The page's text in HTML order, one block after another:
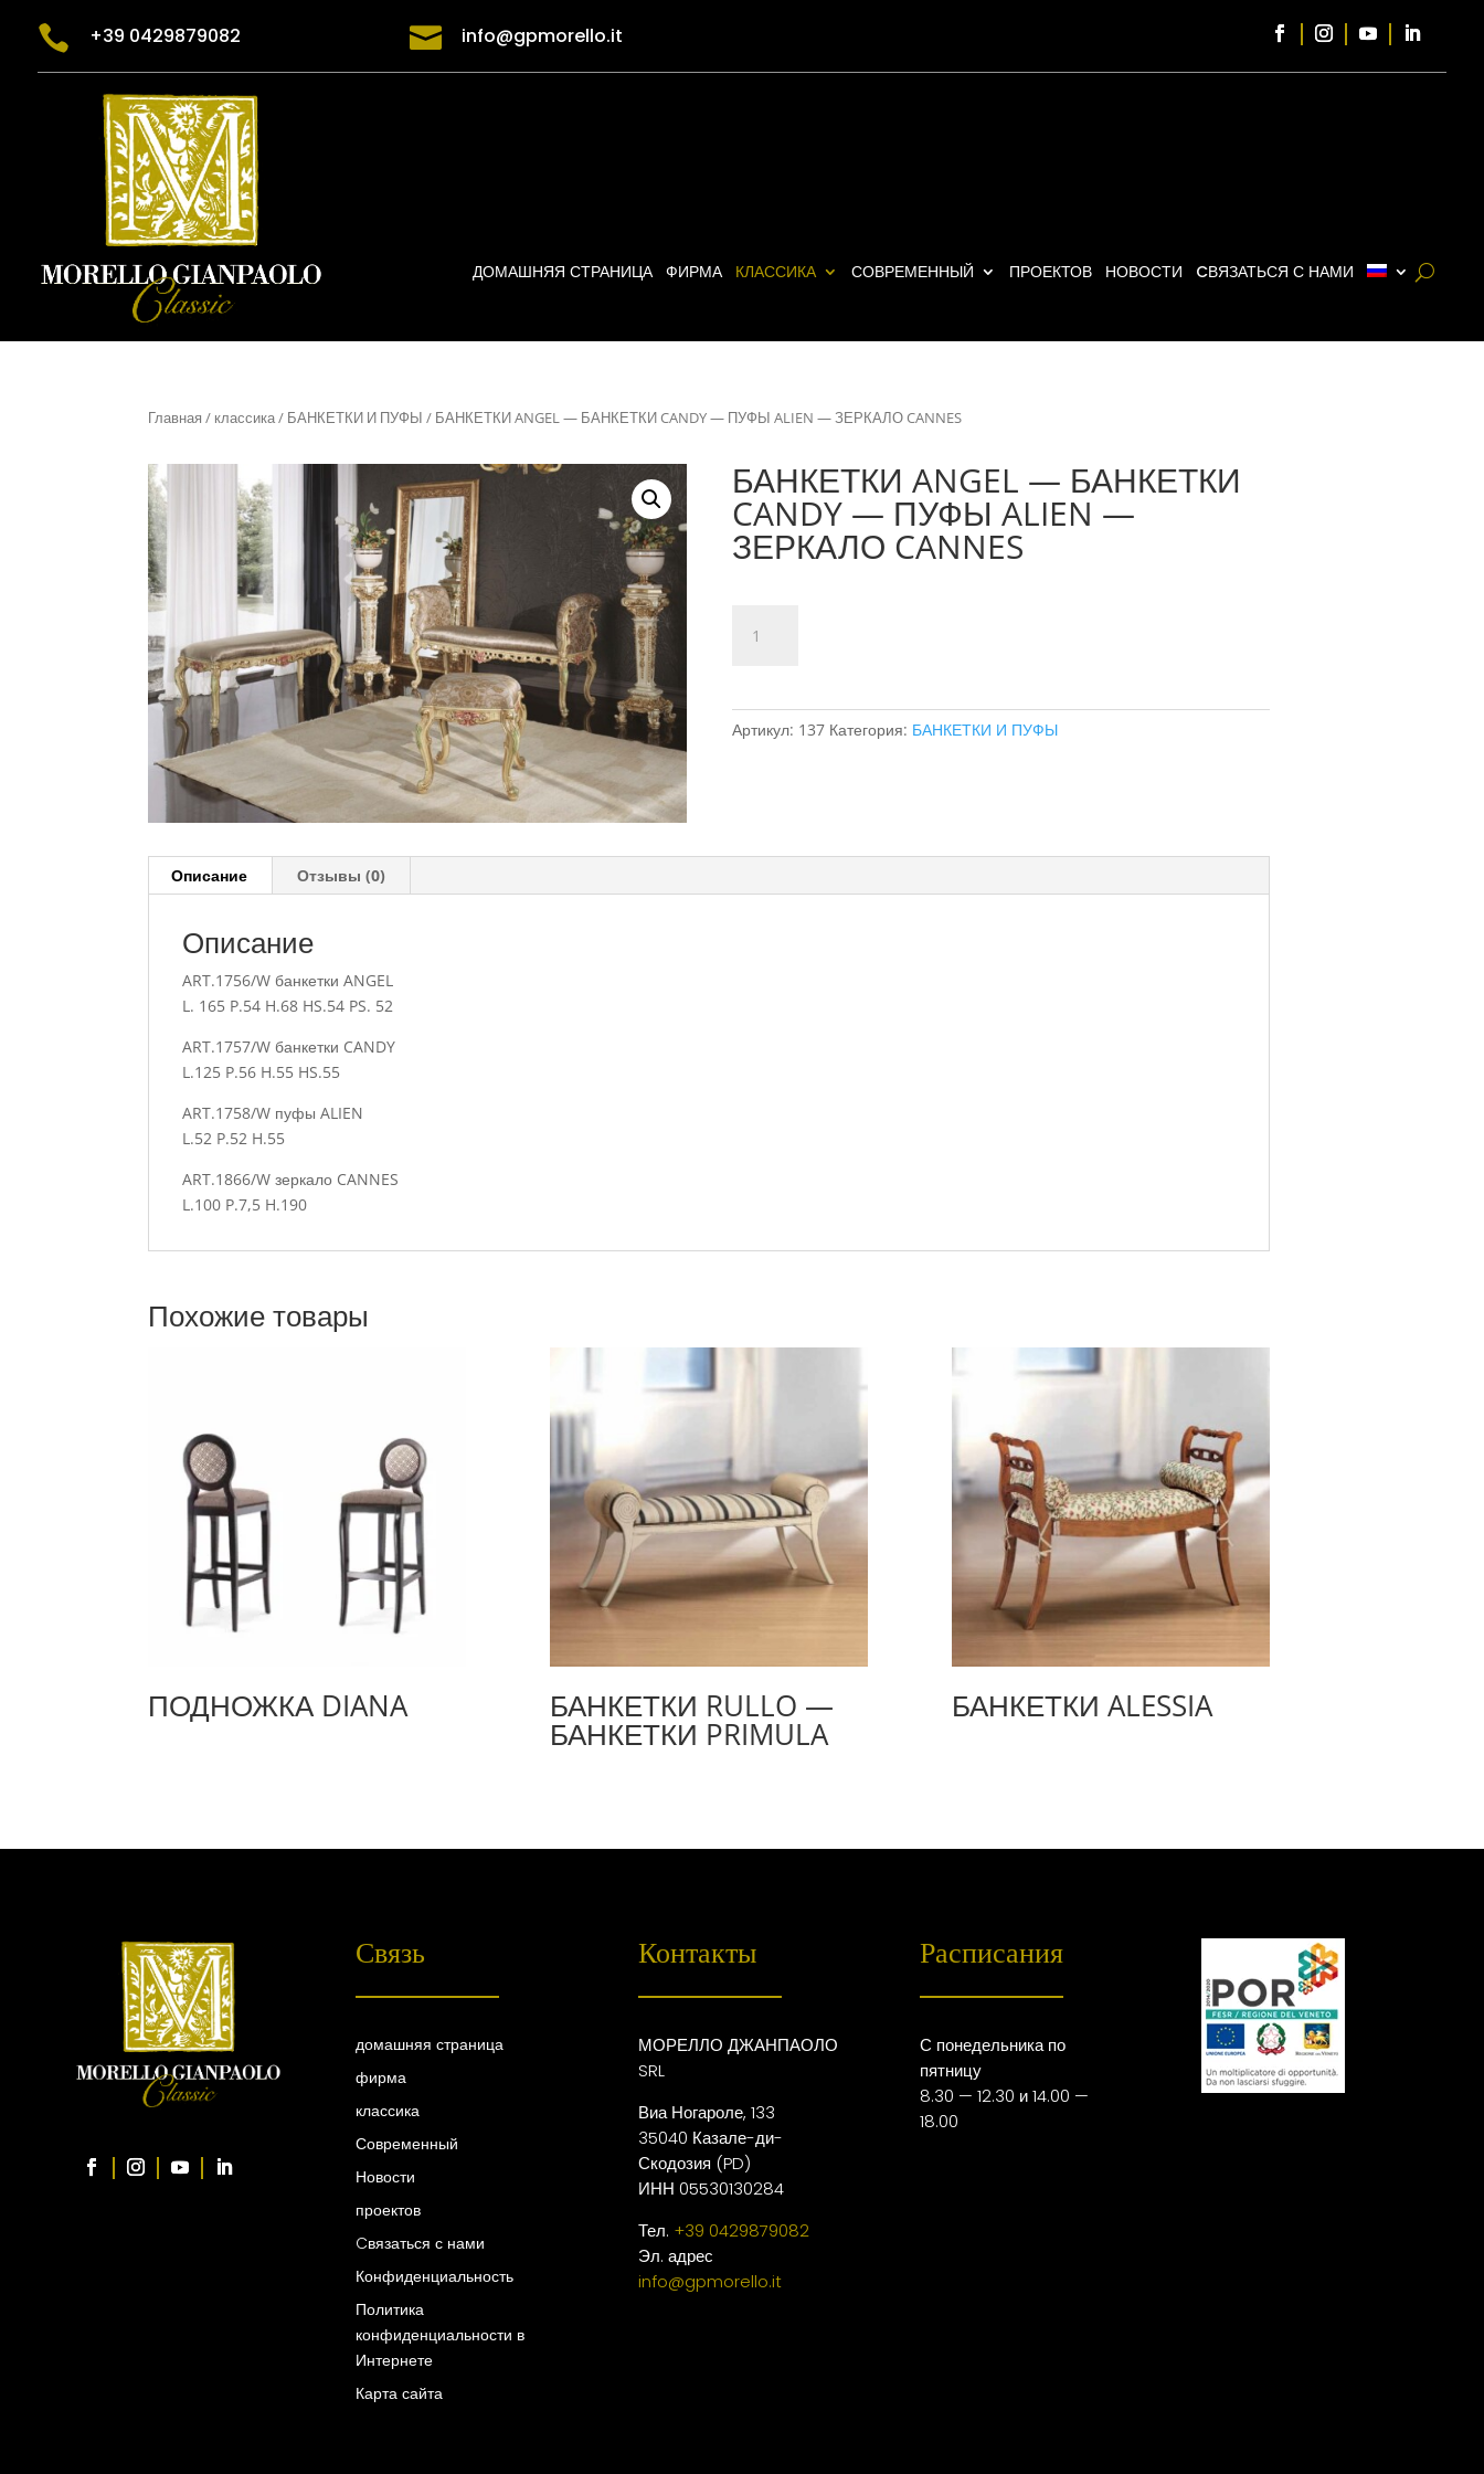
 +39 0429879082  info@gpmorello.it
ДОМАШНЯЯ СТРАНИЦА ФИРМА КЛАССИКА СОВРЕМЕННЫЙ ПРОЕКТОВ НОВОСТИ CВЯЗАТЬСЯ С НАМИ
Главная / классика/ БАНКЕТКИ И ПУФЫ / БАНКЕТКИ ANGEL — БАНКЕТКИ CANDY — ПУФЫ ALIEN — ЗЕРКАЛО CANNES
БАНКЕТКИ ANGEL — БАНКЕТКИ
CANDY — ПУФЫ ALIEN —
ЗЕРКАЛО CANNES
товара
БАНКЕТКИ
ЗЕРКАЛО
Артикул: 137 Категория: БАНКЕТКИ И ПУФЫ
Описание Отзывы (0)
Описание
ART.1756/W банкетки ANGEL
L. 165 P.54 H.68 HS.54 PS. 52
ART.1757/W банкетки CANDY
L.125 P.56 H.55 HS.55
ART.1758/W пуфы ALIEN
L.52 P.52 H.55
ART.1866/Wзеркало CANNES
L.100 P.7,5 H.190
Похожие товары
ПОДНОЖКА DIANA БАНКЕТКИ RULLO —
БАНКЕТКИ PRIMULA
БАНКЕТКИ ALESSIA
Связь
домашняя страница
фирма
классика
Современный
Новости
проектов
Cвязаться с нами
Конфиденциальность
Политика
конфиденциальности в
Интернете
Карта сайта
Контакты
МОРЕЛЛО ДЖАНПАОЛО
SRL
Виа Ногароле, 133
35040 Казале-ди-
Скодозия (PD)
ИНН 05530130284
Тел. +39 0429879082
Эл. адрес
info@gpmorello.it
Расписания
С понедельника по
пятницу
8.30 — 12.30 и 14.00 —
18.00